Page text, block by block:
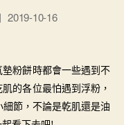
2019-10-16
粉餅時都會一些遇到不
的各位最怕遇到浮粉，
節，不論是乾肌還是油